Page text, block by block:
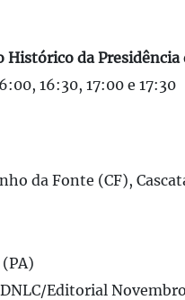
da Presidência
16:30, 17:00 e 17:30
da Fonte (CF),
Editorial